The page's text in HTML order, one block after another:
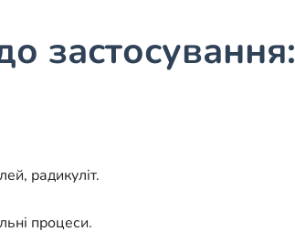
застосування:
радикуліт.
процеси.